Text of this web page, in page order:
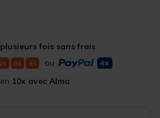
plusieurs fois sans frais
ou
ou en 10x avec Alma